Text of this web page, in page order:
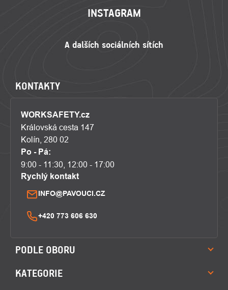
INSTAGRAM
KONTAKTY
WORKSAFETY.cz
Královská cesta 147
Kolín, 280 02
Po - Pá:
9:00 - 11:30, 12:00 - 17:00
Rychlý kontakt
INFO@PAVOUCI.CZ
+420 773 606 630
PODLE OBORU
KATEGORIE